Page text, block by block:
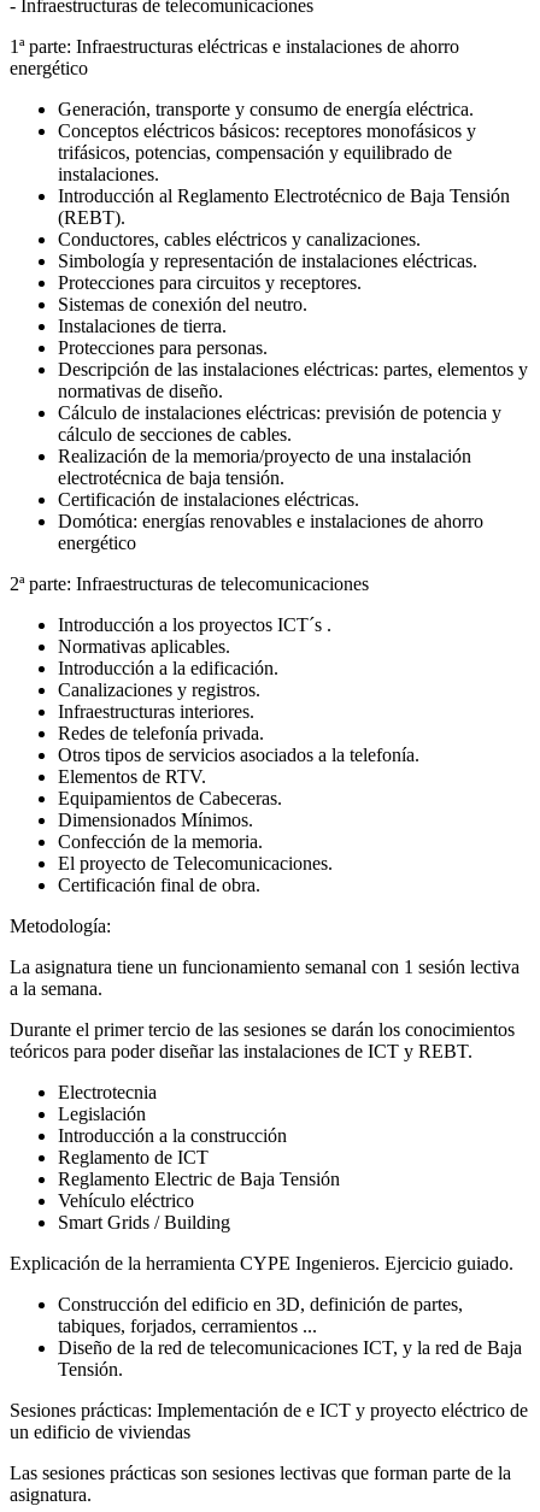
- Infraestructuras de telecomunicaciones
1ª parte: Infraestructuras eléctricas e instalaciones de ahorro
energético
Generación, transporte y consumo de energía eléctrica.
Conceptos eléctricos básicos: receptores monofásicos y
trifásicos, potencias, compensación y equilibrado de
instalaciones.
Introducción al Reglamento Electrotécnico de Baja Tensión
(REBT).
Conductores, cables eléctricos y canalizaciones.
Simbología y representación de instalaciones eléctricas.
Protecciones para circuitos y receptores.
Sistemas de conexión del neutro.
Instalaciones de tierra.
Protecciones para personas.
Descripción de las instalaciones eléctricas: partes, elementos y
normativas de diseño.
Cálculo de instalaciones eléctricas: previsión de potencia y
cálculo de secciones de cables.
Realización de la memoria/proyecto de una instalación
electrotécnica de baja tensión.
Certificación de instalaciones eléctricas.
Domótica: energías renovables e instalaciones de ahorro
energético
2ª parte: Infraestructuras de telecomunicaciones
Introducción a los proyectos ICT´s .
Normativas aplicables.
Introducción a la edificación.
Canalizaciones y registros.
Infraestructuras interiores.
Redes de telefonía privada.
Otros tipos de servicios asociados a la telefonía.
Elementos de RTV.
Equipamientos de Cabeceras.
Dimensionados Mínimos.
Confección de la memoria.
El proyecto de Telecomunicaciones.
Certificación final de obra.
Metodología:
La asignatura tiene un funcionamiento semanal con 1 sesión lectiva
a la semana.
Durante el primer tercio de las sesiones se darán los conocimientos
teóricos para poder diseñar las instalaciones de ICT y REBT.
Electrotecnia
Legislación
Introducción a la construcción
Reglamento de ICT
Reglamento Electric de Baja Tensión
Vehículo eléctrico
Smart Grids / Building
Explicación de la herramienta CYPE Ingenieros. Ejercicio guiado.
Construcción del edificio en 3D, definición de partes,
tabiques, forjados, cerramientos ...
Diseño de la red de telecomunicaciones ICT, y la red de Baja
Tensión.
Sesiones prácticas: Implementación de e ICT y proyecto eléctrico de
un edificio de viviendas
Las sesiones prácticas son sesiones lectivas que forman parte de la
asignatura.